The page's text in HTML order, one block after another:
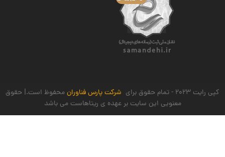
کپی رایت 2023 - تمام حقوق برای شرکت پارس فناورانمحفوظ است.| حقوق
معنویی این سایت بر عهده ی ریتاهاست می باشد